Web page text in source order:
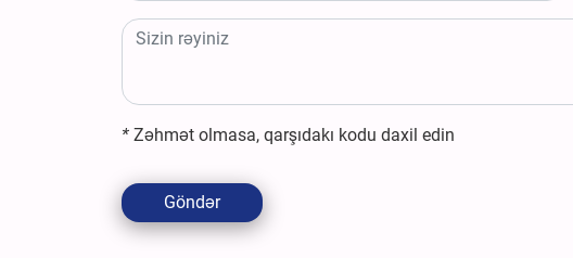
* Zəhmət olmasa, qarşıdakı kodu daxil edin
Göndər